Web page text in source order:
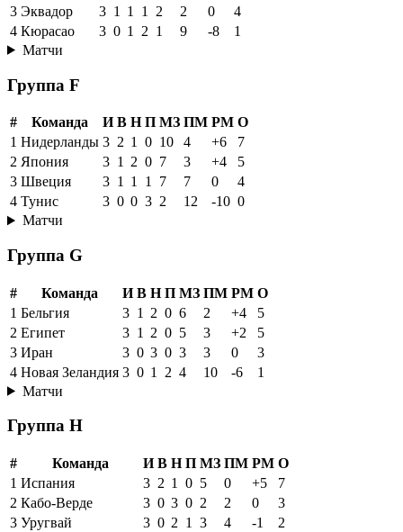
3 Эквадор 3 1 1 1 2 2 0
4
4 Кюрасао 3 0 1 2 1 9 -8
1
Матчи
Группа F
# Команда И В Н П МЗ ПМ РМ О
1 Нидерланды 3 2 1 0 10 4 +6
7
2 Япония 3 1 2 0 7 3 +4
5
3 Швеция 3 1 1 1 7 7 0
4
4 Тунис 3 0 0 3 2 12 -10 0
Матчи
Группа G
# Команда И В Н П МЗ ПМ РМ О
1 Бельгия 3 1 2 0 6 2 +4
5
2 Египет 3 1 2 0 5 3 +2
5
3 Иран 3 0 3 0 3 3 0
3
4 Новая Зеландия 3 0 1 2 4 10 -6
1
Матчи
Группа H
# Команда И В Н П МЗ ПМ РМ О
1 Испания 3 2 1 0 5 0 +5
7
2 Кабо-Верде 3 0 3 0 2 2 0
3
3 Уругвай 3 0 2 1 3 4 -1
2